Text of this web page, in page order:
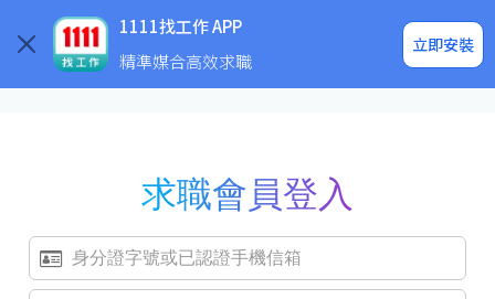
1111找工作 APP
精準媒合高效求職
立即安裝
企業求才
求職會員登入